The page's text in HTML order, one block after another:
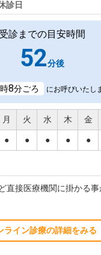
診日
受診までの目安時間
52分後
時8分ごろ にお呼びいたし
月 火 水 木 金
● ● ● ● ●
直接医療機関に掛かる
ライン診療の詳細をみる